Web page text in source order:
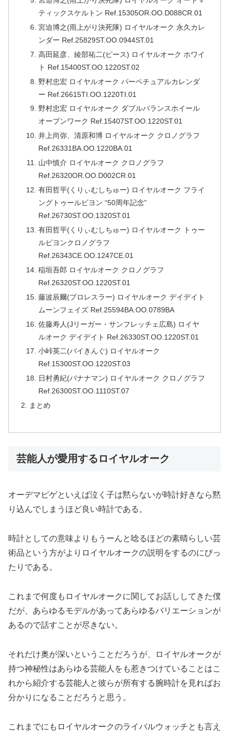
ティックスケルトン Ref.15305OR.OO.D088CR.01
宮迫博之(雨上がり決死隊) ロイヤルオーク 永久カレ
ンダー Ref.25829ST.OO.0944ST.01
高田延彦、綾部祐二(ピース) ロイヤルオーク ホワイ
ト Ref.15400ST.OO.1220ST.02
野村忠宏 ロイヤルオーク パーペチュアルカレンダ
ー Ref.26615TI.OO.1220TI.01
野村忠宏 ロイヤルオーク ダブルバランスホイール
オープンワーク Ref.15407ST.OO.1220ST.01
井上尚弥、清原和博 ロイヤルオーク クロノグラフ
Ref.26331BA.OO.1220BA.01
山中慎介 ロイヤルオーク クロノグラフ
Ref.26320OR.OO.D002CR.01
有田哲平(くりぃむしちゅー) ロイヤルオーク フライ
ングトゥールビヨン “50周年記念”
Ref.26730ST.OO.1320ST.01
有田哲平(くりぃむしちゅー) ロイヤルオーク トゥー
ルビヨンクロノグラフ
Ref.26343CE.OO.1247CE.01
稲垣吾郎 ロイヤルオーク クロノグラフ
Ref.26320ST.OO.1220ST.01
藤波辰爾(プロレスラー) ロイヤルオーク デイデイト
ムーンフェイズ Ref.25594BA.OO.0789BA
佐藤寿人(Jリーガー・サンフレッチェ広島) ロイヤ
ルオーク デイデイト Ref.26330ST.OO.1220ST.01
小峠英二(バイきんぐ) ロイヤルオーク
Ref.15300ST.OO.1220ST.03
日村勇紀(バナナマン) ロイヤルオーク クロノグラフ
Ref.26300ST.OO.1110ST.07
まとめ
芸能人が愛用するロイヤルオーク
オーデマピゲといえば泣く子は黙らないが時計好きなら黙
り込んでしまうほど良い時計である。
時計としての意味よりもうーんと唸るほどの素晴らしい芸
術品という方がよりロイヤルオークの説明をするのにぴっ
たりである。
これまで何度もロイヤルオークに関してお話ししてきた僕
だが、あらゆるモデルがあってあらゆるバリエーションが
あるので話すことが尽きない。
それだけ奥が深いということだろうが、ロイヤルオークが
持つ神秘性はあらゆる芸能人をも惹きつけていることはこ
れから紹介する芸能人と彼らが所有する腕時計を見ればお
分かりになることだろうと思う。
これまでにもロイヤルオークのライバルウォッチとも言え